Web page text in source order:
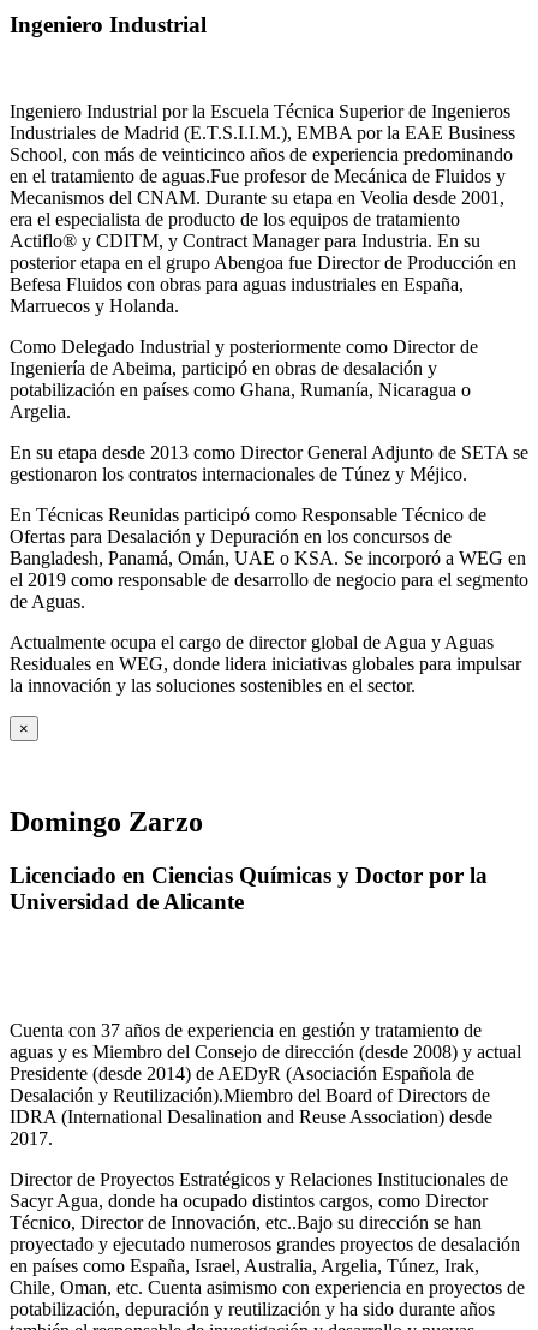
Ingeniero Industrial
Ingeniero Industrial por la Escuela Técnica Superior de Ingenieros
Industriales de Madrid (E.T.S.I.I.M.), EMBA por la EAE Business
School, con más de veinticinco años de experiencia predominando
en el tratamiento de aguas.Fue profesor de Mecánica de Fluidos y
Mecanismos del CNAM. Durante su etapa en Veolia desde 2001,
era el especialista de producto de los equipos de tratamiento
Actiflo® y CDITM, y Contract Manager para Industria. En su
posterior etapa en el grupo Abengoa fue Director de Producción en
Befesa Fluidos con obras para aguas industriales en España,
Marruecos y Holanda.
Como Delegado Industrial y posteriormente como Director de
Ingeniería de Abeima, participó en obras de desalación y
potabilización en países como Ghana, Rumanía, Nicaragua o
Argelia.
En su etapa desde 2013 como Director General Adjunto de SETA se
gestionaron los contratos internacionales de Túnez y Méjico.
En Técnicas Reunidas participó como Responsable Técnico de
Ofertas para Desalación y Depuración en los concursos de
Bangladesh, Panamá, Omán, UAE o KSA. Se incorporó a WEG en
el 2019 como responsable de desarrollo de negocio para el segmento
de Aguas.
Actualmente ocupa el cargo de director global de Agua y Aguas
Residuales en WEG, donde lidera iniciativas globales para impulsar
la innovación y las soluciones sostenibles en el sector.
×
Domingo Zarzo
Licenciado en Ciencias Químicas y Doctor por la
Universidad de Alicante
Cuenta con 37 años de experiencia en gestión y tratamiento de
aguas y es Miembro del Consejo de dirección (desde 2008) y actual
Presidente (desde 2014) de AEDyR (Asociación Española de
Desalación y Reutilización).Miembro del Board of Directors de
IDRA (International Desalination and Reuse Association) desde
2017.
Director de Proyectos Estratégicos y Relaciones Institucionales de
Sacyr Agua, donde ha ocupado distintos cargos, como Director
Técnico, Director de Innovación, etc..Bajo su dirección se han
proyectado y ejecutado numerosos grandes proyectos de desalación
en países como España, Israel, Australia, Argelia, Túnez, Irak,
Chile, Oman, etc. Cuenta asimismo con experiencia en proyectos de
potabilización, depuración y reutilización y ha sido durante años